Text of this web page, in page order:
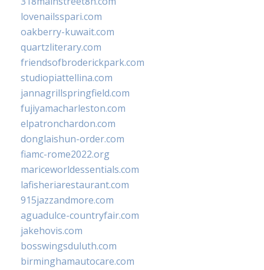
lovenailsspari.com
oakberry-kuwait.com
quartzliterary.com
friendsofbroderickpark.com
studiopiattellina.com
jannagrillspringfield.com
fujiyamacharleston.com
elpatronchardon.com
donglaishun-order.com
fiamc-rome2022.org
mariceworldessentials.com
lafisheriarestaurant.com
915jazzandmore.com
aguadulce-countryfair.com
jakehovis.com
bosswingsduluth.com
birminghamautocare.com